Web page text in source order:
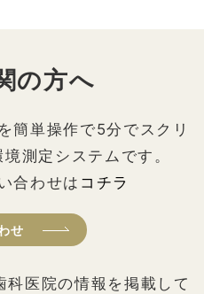
の方へ
簡単操作で5分でスクリ
測定システムです。
合わせは コチラ
せ
医院の情報を掲載して